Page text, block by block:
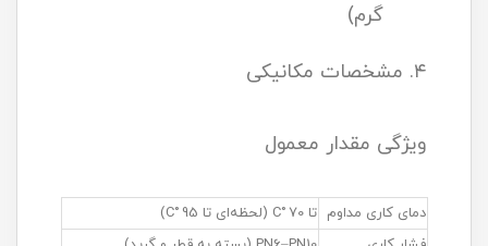
گرم)
۴. مشخصات مکانیکی
ویژگی مقدار معمول
دمای کاری مداوم تا 70 °C (لحظه‌ای تا 95 °C)